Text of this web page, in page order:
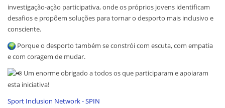
investigação-ação participativa, onde os próprios jovens identificam
desafios e propõem soluções para tornar o desporto mais inclusivo e
consciente.
Porque o desporto também se constrói com escuta, com empatia
e com coragem de mudar.
Um enorme obrigado a todos os que participaram e apoiaram
esta iniciativa!
Sport Inclusion Network - SPIN